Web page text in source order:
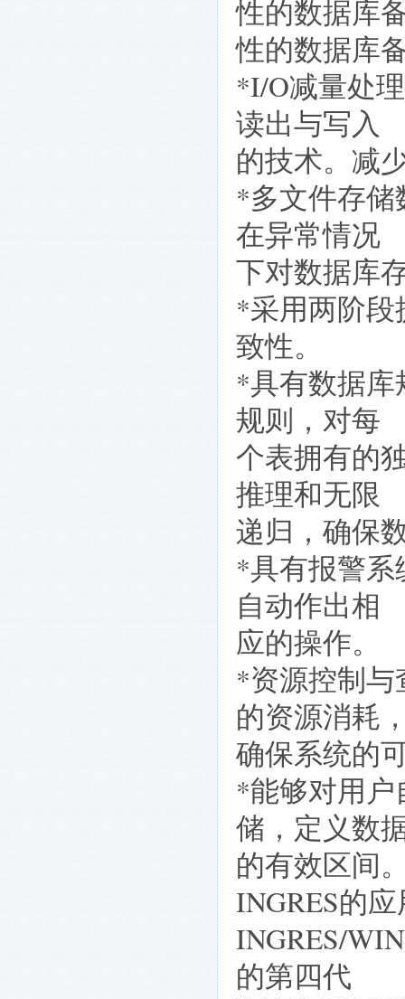
性的数据库
性的数据库
*I/O减量处
读出与写入
的技术。减
*多文件存储
在异常情况
下对数据库
*采用两阶段
致性。
*具有数据库
规则，对每
个表拥有的
推理和无限
递归，确保
*具有报警系
自动作出相
应的操作。
*资源控制与
的资源消耗
确保系统的
*能够对用户
储，定义数
的有效区间
INGRES的
INGRES/
的第四代